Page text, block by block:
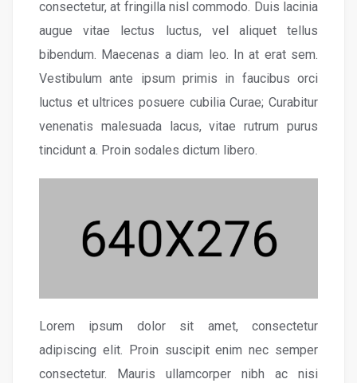
consectetur, at fringilla nisl commodo. Duis lacinia
augue vitae lectus luctus, vel aliquet tellus
bibendum. Maecenas a diam leo. In at erat sem.
Vestibulum ante ipsum primis in faucibus orci
luctus et ultrices posuere cubilia Curae; Curabitur
venenatis malesuada lacus, vitae rutrum purus
tincidunt a. Proin sodales dictum libero.
Lorem ipsum dolor sit amet, consectetur
adipiscing elit. Proin suscipit enim nec semper
consectetur. Mauris ullamcorper nibh ac nisi